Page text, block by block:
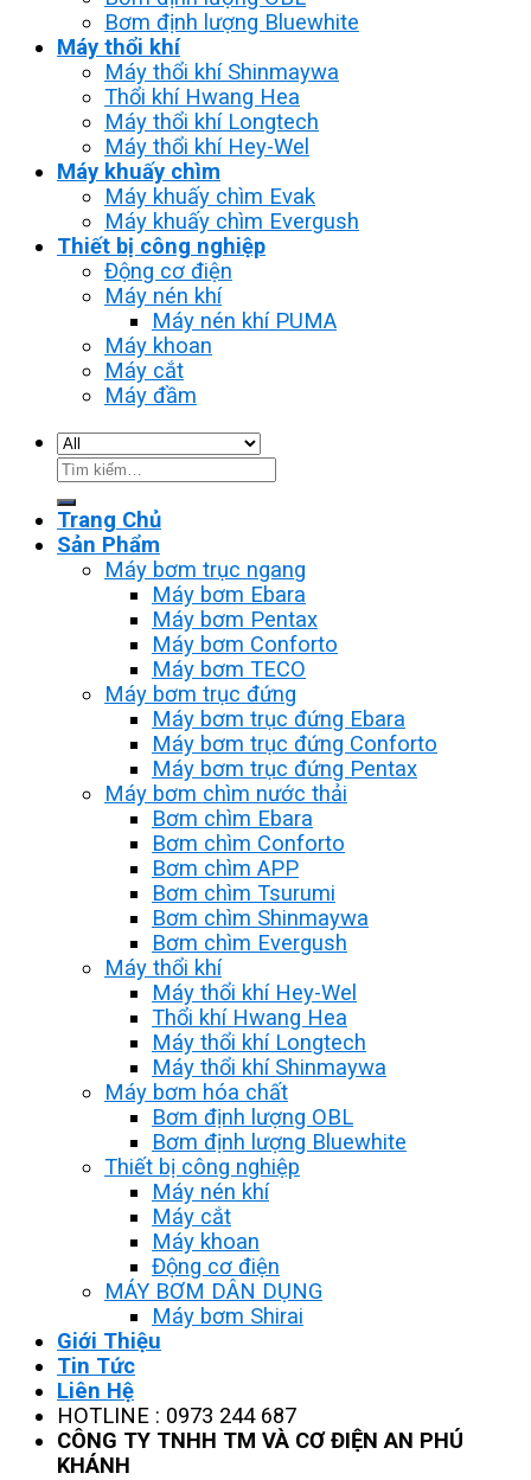
Bơm định lượng Bluewhite
Máy thổi khí
Máy thổi khí Shinmaywa
Thổi khí Hwang Hea
Máy thổi khí Longtech
Máy thổi khí Hey-Wel
Máy khuấy chìm
Máy khuấy chìm Evak
Máy khuấy chìm Evergush
Thiết bị công nghiệp
Động cơ điện
Máy nén khí
Máy nén khí PUMA
Máy khoan
Máy cắt
Máy đầm
Tìm
Trang Chủ
Sản Phẩm
Máy bơm trục ngang
Máy bơm Ebara
Máy bơm Pentax
Máy bơm Conforto
Máy bơm TECO
Máy bơm trục đứng
Máy bơm trục đứng Ebara
Máy bơm trục đứng Conforto
Máy bơm trục đứng Pentax
Máy bơm chìm nước thải
Bơm chìm Ebara
Bơm chìm Conforto
Bơm chìm APP
Bơm chìm Tsurumi
Bơm chìm Shinmaywa
Bơm chìm Evergush
Máy thổi khí
Máy thổi khí Hey-Wel
Thổi khí Hwang Hea
Máy thổi khí Longtech
Máy thổi khí Shinmaywa
Máy bơm hóa chất
Bơm định lượng OBL
Bơm định lượng Bluewhite
Thiết bị công nghiệp
Máy nén khí
Máy cắt
Máy khoan
Động cơ điện
MÁY BƠM DÂN DỤNG
Máy bơm Shirai
Giới Thiệu
Tin Tức
Liên Hệ
HOTLINE : 0973 244 687
CÔNG TY TNHH TM VÀ CƠ ĐIỆN AN PHÚ
KHÁNH